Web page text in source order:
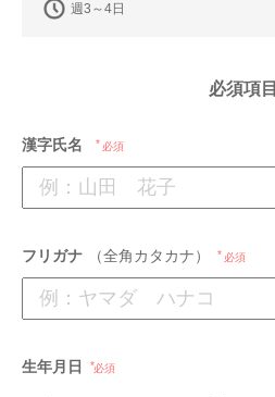
週3～4日
必須項目
漢字氏名 必須
フリガナ （全角カタカナ） 必須
生年月日 必須